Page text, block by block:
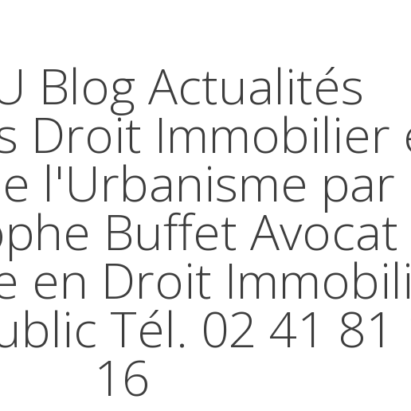
Blog Actualités
Droit Immobilier
l'Urbanisme par
Buffet Avocat
en Droit
Tél. 02 41 81
16